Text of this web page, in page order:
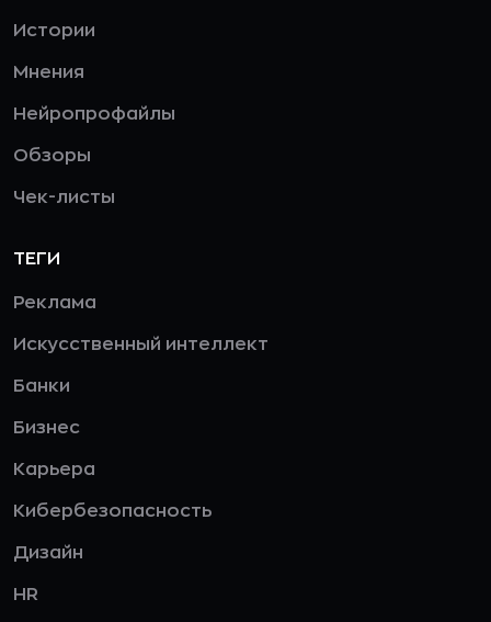
Истории
Мнения
Нейропрофайлы
Обзоры
Чек-листы
ТЕГИ
Реклама
Искусственный интеллект
Банки
Бизнес
Карьера
Кибербезопасность
Дизайн
HR